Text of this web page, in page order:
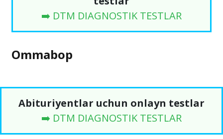
➡️ DTM DIAGNOSTIK TESTLAR
Ommabop
Abituriyentlar uchun onlayn testlar
➡️ DTM DIAGNOSTIK TESTLAR